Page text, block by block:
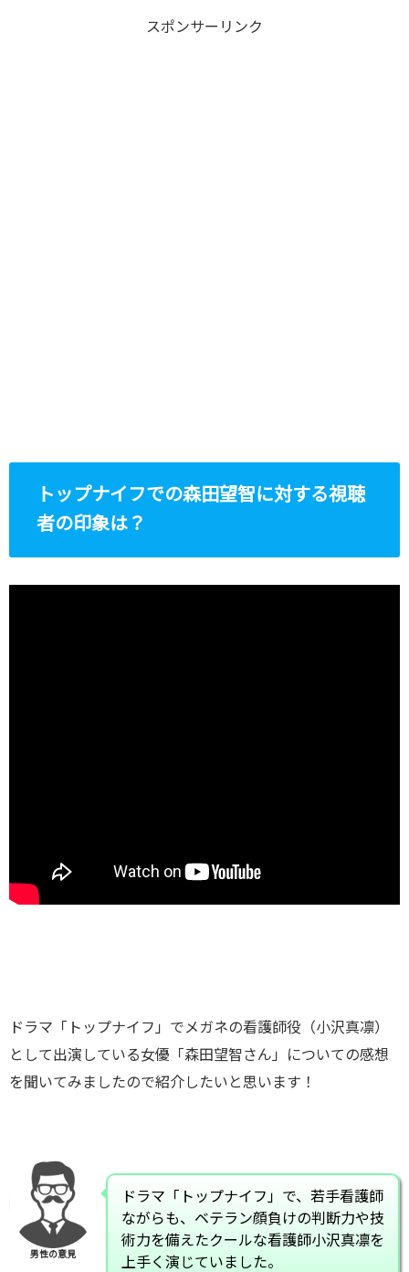
スポンサーリンク
トップナイフでの森田望智に対する視聴
者の印象は？
ドラマ「トップナイフ」でメガネの看護師役（小沢真凛）
として出演している女優「森田望智さん」についての感想
を聞いてみましたので紹介したいと思います！
男性の意見
ドラマ「トップナイフ」で、若手看護師
ながらも、ベテラン顔負けの判断力や技
術力を備えたクールな看護師小沢真凛を
上手く演じていました。